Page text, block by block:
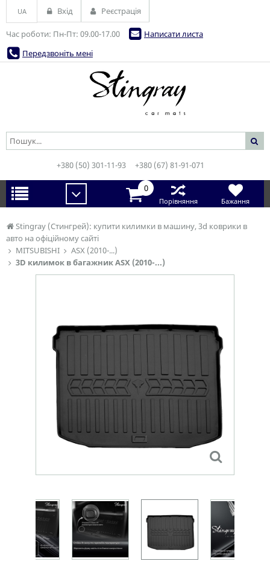
Stingray (Стингрей): купити килимки в машину, 3d коврики в
авто на офіційному сайті
MITSUBISHI
ASX (2010-...)
3D килимок в багажник ASX (2010-...)
Час роботи: Пн-Пт: 09.00-17.00
Написати листа
Передзвоніть мені
UA Вхід Реєстрація
+380 (50) 301-11-93 +380 (67) 81-91-071
0
Порівняння Бажання